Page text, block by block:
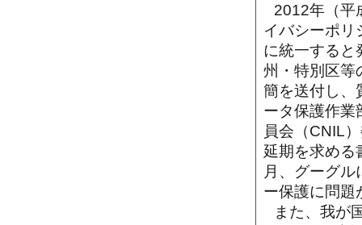
2012年（平
イバシーポリ
に統一すると
州・特別区等
簡を送付し、
ータ保護作業
員会（CNIL
延期を求める
月、グーグ
ー保護に問題
また、我が